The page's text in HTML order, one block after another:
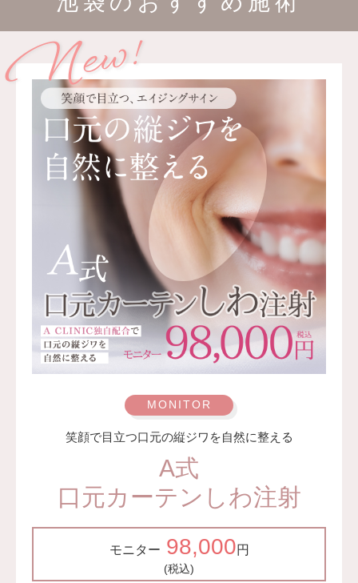
笑顔で目立つ口元の縦ジワを自然に整える
A式
口元カーテンしわ注射
モニター 98,000円
(税込)